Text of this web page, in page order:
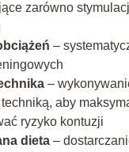
zarówno
–
–
techniką, aby
ryzyko kontuzji
dieta–